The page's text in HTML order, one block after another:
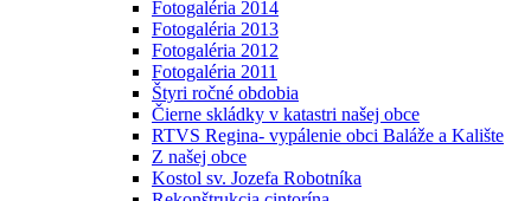
Fotogaléria 2014
Fotogaléria 2013
Fotogaléria 2012
Fotogaléria 2011
Štyri ročné obdobia
Čierne skládky v katastri našej obce
RTVS Regina- vypálenie obci Baláže a Kalište
Z našej obce
Kostol sv. Jozefa Robotníka